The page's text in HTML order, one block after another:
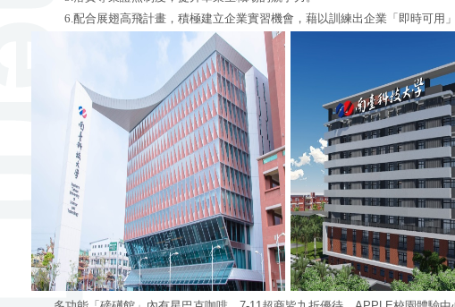
6.配合展翅高飛計畫，積極建立企業實習機會，藉以訓練出企業「即時可用